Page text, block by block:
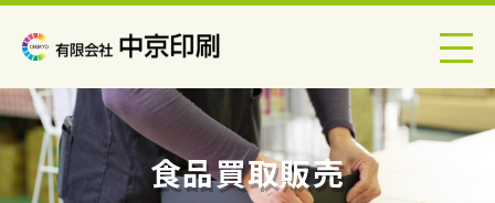
食品買取販売